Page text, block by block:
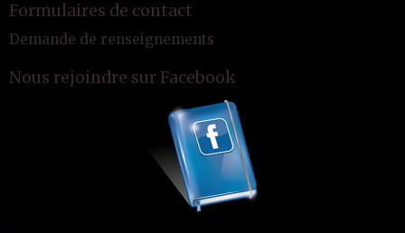
Formulaires de contact
Demande de renseignements
Nous rejoindre sur Facebook